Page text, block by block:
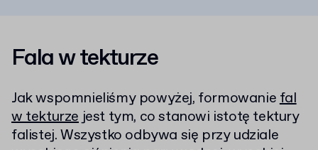
Fala w tekturze
Jak wspomnieliśmy powyżej, formowaniefal
w tekturzejest tym, co stanowi istotę tektury
falistej. Wszystko odbywa się przy udziale